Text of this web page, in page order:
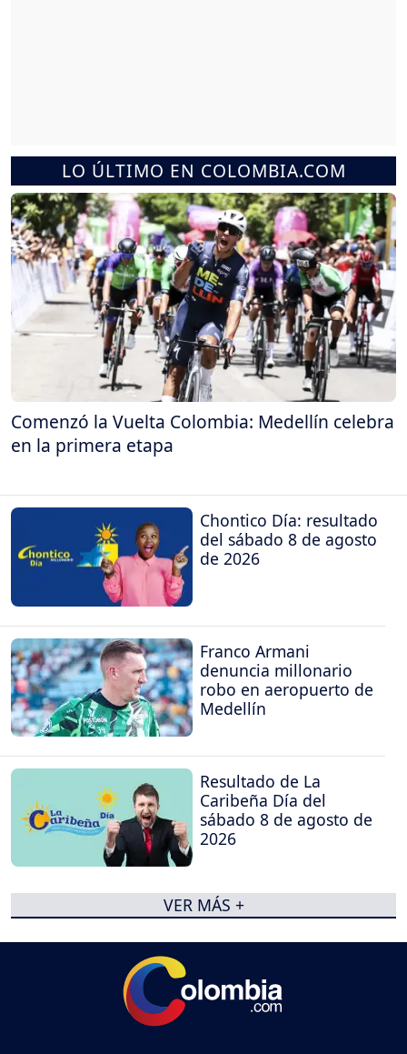
LO ÚLTIMO EN COLOMBIA.COM
Comenzó la Vuelta Colombia: Medellín celebra
en la primera etapa
Chontico Día: resultado
del sábado 8 de agosto
de 2026
Franco Armani
denuncia millonario
robo en aeropuerto de
Medellín
Resultado de La
Caribeña Día del
sábado 8 de agosto de
2026
VER MÁS +